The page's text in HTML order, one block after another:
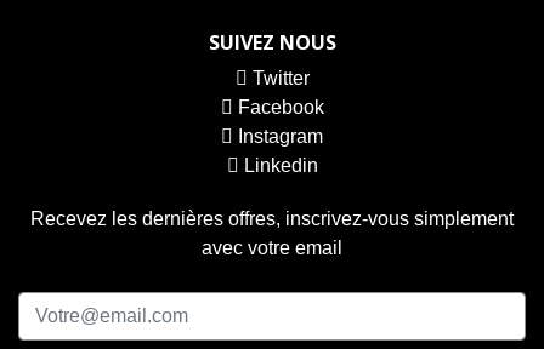
SUIVEZ NOUS
Twitter
Facebook
Instagram
Linkedin
Recevez les dernières offres, inscrivez-vous simplement
avec votre email